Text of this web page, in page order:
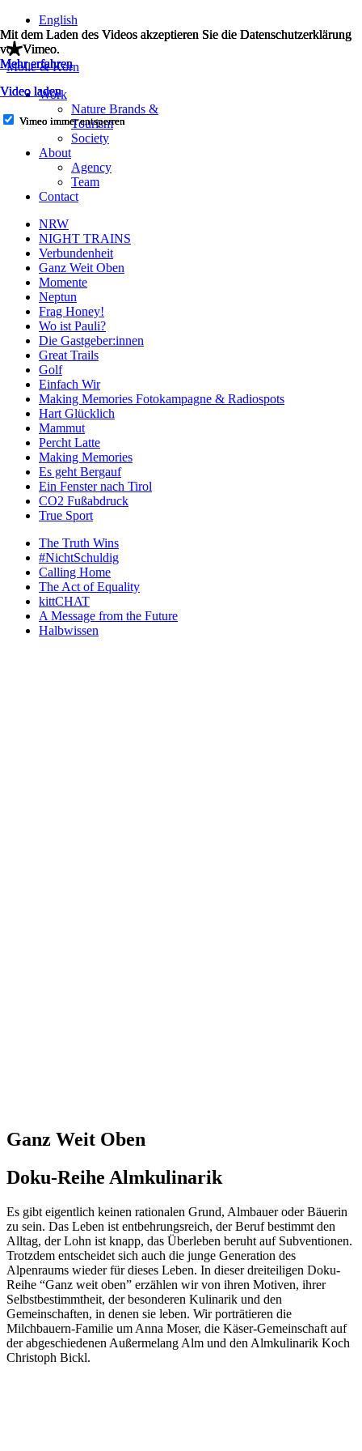
Zum
Inhalt
springen
English
Molle & Korn
Work
Nature Brands &
Tourism
Society
About
Agency
Team
Contact
NRW
NIGHT TRAINS
Verbundenheit
Ganz Weit Oben
Momente
Neptun
Frag Honey!
Wo ist Pauli?
Die Gastgeber:innen
Great Trails
Golf
Einfach Wir
Making Memories Fotokampagne & Radiospots
Hart Glücklich
Mammut
Percht Latte
Making Memories
Es geht Bergauf
Ein Fenster nach Tirol
CO2 Fußabdruck
True Sport
The Truth Wins
#NichtSchuldig
Calling Home
The Act of Equality
kittCHAT
A Message from the Future
Halbwissen
Mit dem Laden des Videos akzeptieren Sie die Datenschutzerklärung
von Vimeo.
Mehr erfahren
Video laden
Vimeo immer entsperren
Ganz Weit Oben
Doku-Reihe Almkulinarik
Es gibt eigentlich keinen rationalen Grund, Almbauer oder Bäuerin
zu sein. Das Leben ist entbehrungsreich, der Beruf bestimmt den
Alltag, der Lohn ist knapp, das Überleben beruht auf Subventionen.
Trotzdem entscheidet sich auch die junge Generation des
Alpenraums wieder für dieses Leben. In dieser dreiteiligen Doku-
Reihe “Ganz weit oben” erzählen wir von ihren Motiven, ihrer
Selbstbestimmtheit, der besonderen Kulinarik und den
Gemeinschaften, in denen sie leben. Wir porträtieren die
Milchbauern-Familie um Anna Moser, die Käser-Gemeinschaft auf
der abgeschiedenen Außermelang Alm und den Almkulinarik Koch
Christoph Bickl.
Mit dem Laden des Videos akzeptieren Sie die Datenschutzerklärung
von Vimeo.
Mehr erfahren
Video laden
Vimeo immer entsperren
Mit dem Laden des Videos akzeptieren Sie die Datenschutzerklärung
von Vimeo.
Mehr erfahren
Video laden
Vimeo immer entsperren